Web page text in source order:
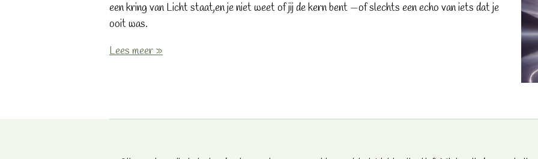
een kring van Licht staat,en je niet weet of jij de kern bent —of slechts een echo van iets dat je
ooit was.
Lees meer »